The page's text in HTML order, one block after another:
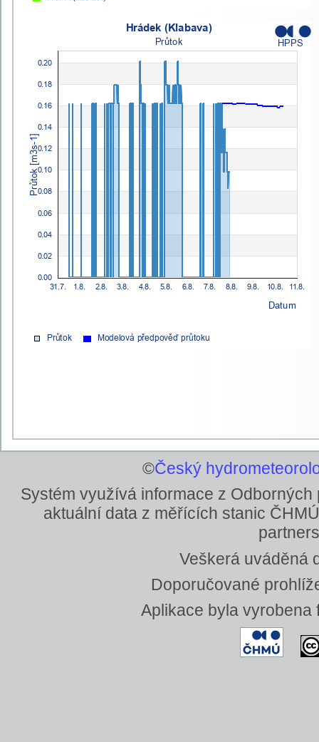
©Český
Systém využívá informace z
aktuální data z měřících stanic
Veškerá uváděná
Doporučované
Aplikace byla vyrobena